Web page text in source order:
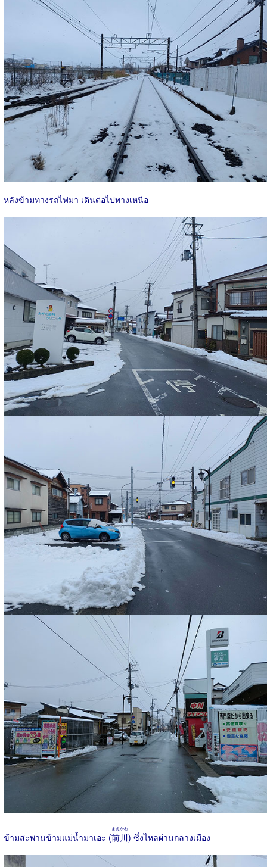
หลังข้ามทางรถไฟมา เดินต่อไปทางเหนือ
ข้ามสะพานข้ามแม่น้ำมาเอะ (前川
まえかわ
) ซึ่งไหลผ่านกลางเมือง